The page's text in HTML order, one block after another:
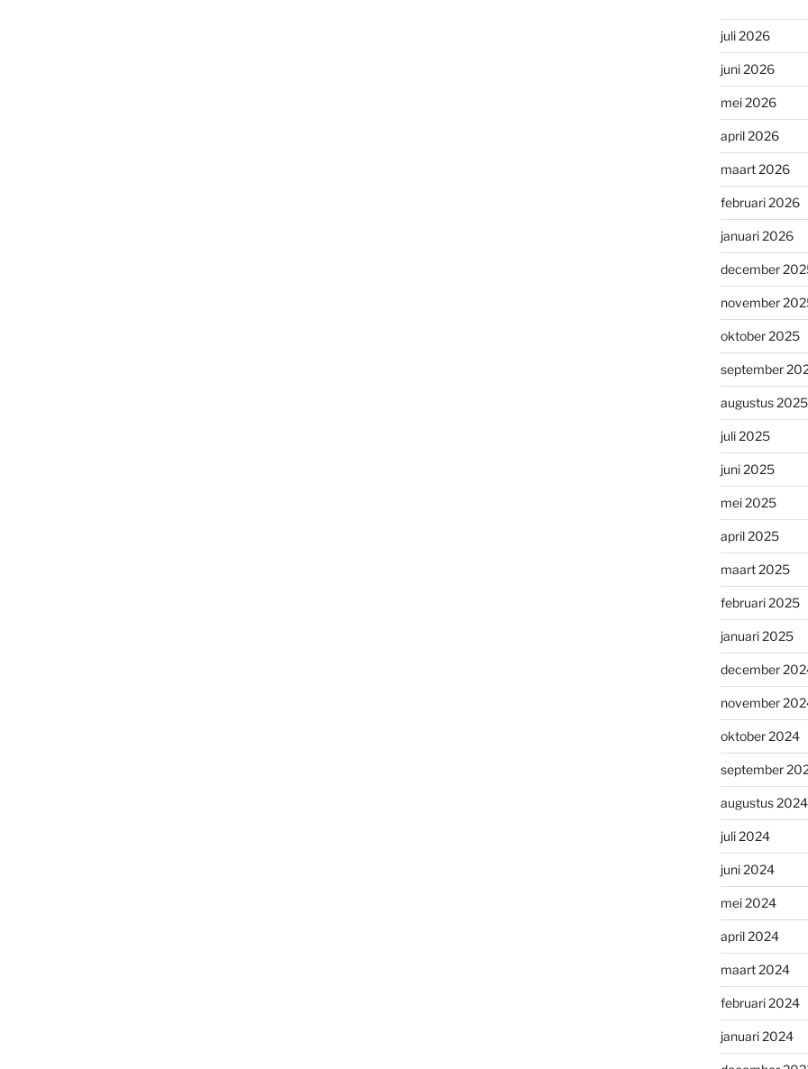
juli 2026
juni 2026
mei 2026
april 2026
maart 2026
februari 2026
januari 2026
december
november
oktober 2025
september
augustus 2025
juli 2025
juni 2025
mei 2025
april 2025
maart 2025
februari 2025
januari 2025
december
november
oktober 2024
september
augustus 2024
juli 2024
juni 2024
mei 2024
april 2024
maart 2024
februari 2024
januari 2024